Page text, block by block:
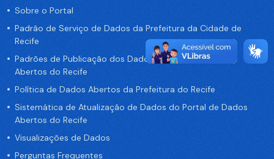
Sobre o Portal
Padrão de Serviço de Dados da Prefeitura da Cidade de
Recife
Padrões de Publicação dos Dados no Portal de Dados
Abertos do Recife
Política de Dados Abertos da Prefeitura do Recife
Sistemática de Atualização de Dados do Portal de Dados
Abertos do Recife
Visualizações de Dados
Perguntas Frequentes